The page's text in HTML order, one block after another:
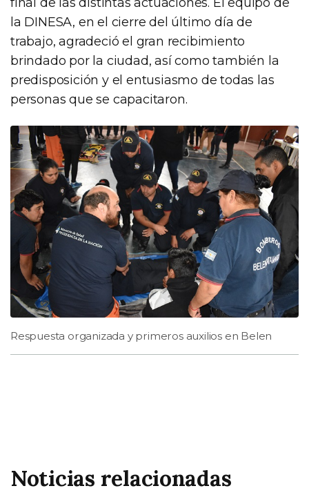
la DINESA, en el cierre del último día de
trabajo, agradeció el gran recibimiento
brindado por la ciudad, así como también la
predisposición y el entusiasmo de todas las
personas que se capacitaron.
Respuesta organizada y primeros auxilios en Belen
Noticias relacionadas